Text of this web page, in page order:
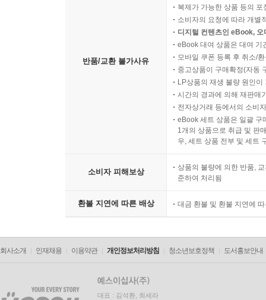
반품/교환 불가사유
복제가 가능한 상품 등의
소비자의 요청에 따라 개별
디지털 컨텐츠인 eBook,
eBook 대여 상품은 대여 기
모바일 쿠폰 등록 후 취소/
중고상품이 구매확정(자동
LP상품의 재생 불량 원인
시간의 경과에 의해 재판매
전자상거래 등에서의 소비
eBook 세트 상품은 일괄 구
1개의 상품으로 취급 및 판
우, 세트 상품 전부 및 세트
소비자 피해보상
상품의 불량에 의한 반품,
준하여 처리됨
환불 지연에 따른 배상 대금 환불 및 환불 지연에
회사소개 인재채용 이용약관 개인정보처리방침 청소년보호정책 도서홍보안내
대표 : 김석환, 최세라